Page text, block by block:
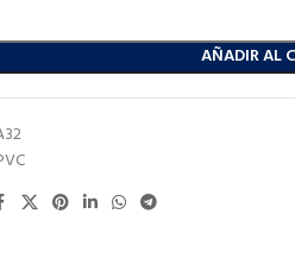
AÑADIR AL